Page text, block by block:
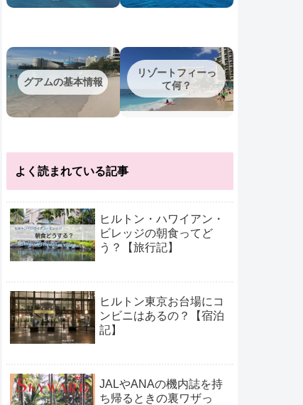
グアムの基本情報
リゾートフィーっ
て何？
よく読まれている記事
ヒルトン・ハワイアン・
ビレッジの朝食ってど
う？【旅行記】
ヒルトン東京お台場にコ
ンビニはあるの？【宿泊
記】
JALやANAの機内誌を持
ち帰るときの裏ワザっ